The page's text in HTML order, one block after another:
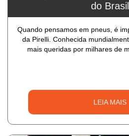
do Brasil
Quando pensamos em pneus, é
da Pirelli. Conhecida
mais queridas por milhares de
LEIA MAIS